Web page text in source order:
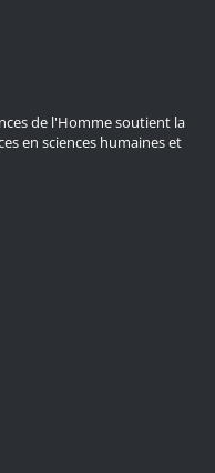
de l'Homme soutient la
en sciences humaines et